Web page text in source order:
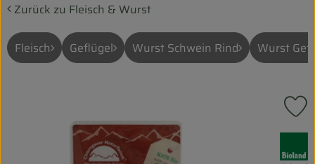
Direkt vom Hof
Biokörbe
Zurück zu Fleisch & Wurst
Fleisch Geflügel Wurst Schwein Rind Wurst